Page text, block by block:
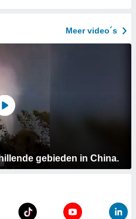
Meer video´s
gebieden in China.